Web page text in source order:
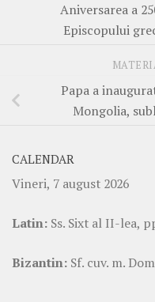
Aniversarea a
Episcopului
Papa a
Mongolia,
CALENDAR
Vineri, 7 august 2026
Latin: Ss. Sixt al II-lea,
Bizantin: Sf. cuv. m.